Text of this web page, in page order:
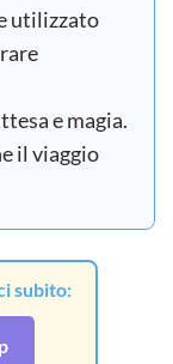
utilizzato
e magia.
il viaggio
subito: